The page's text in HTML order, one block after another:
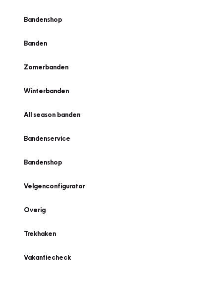
Bandenshop
Banden
Zomerbanden
Winterbanden
All season banden
Bandenservice
Bandenshop
Velgenconfigurator
Overig
Trekhaken
Vakantiecheck